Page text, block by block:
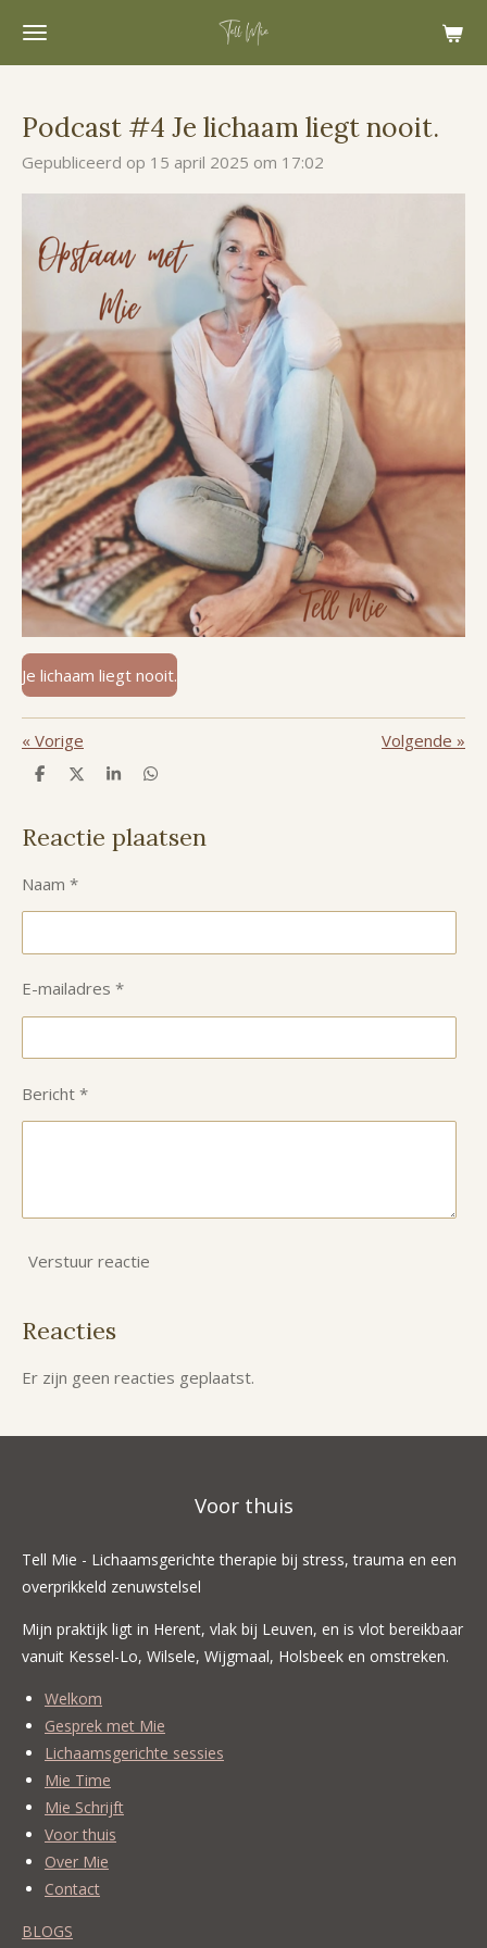
Ga
hoofdinhoud
Podcast #4 Je lichaam liegt nooit.
Gepubliceerd op 15 april 2025 om 17:02
Je lichaam liegt nooit.
« Vorige Volgende »
D
n
D
l
S
e
D
n
Reactie plaatsen
Naam *
E-mailadres *
Bericht *
Verstuur reactie
Reacties
Er zijn geen reacties geplaatst.
Voor thuis
Tell Mie - Lichaamsgerichte therapie bij stress, trauma en een
overprikkeld zenuwstelsel
Mijn praktijk ligt in Herent, vlak bij Leuven, en is vlot bereikbaar
vanuit Kessel-Lo, Wilsele, Wijgmaal, Holsbeek en omstreken.
Welkom
Gesprek met Mie
Lichaamsgerichte sessies
Mie Time
Mie Schrijft
Voor thuis
Over Mie
Contact
BLOGS